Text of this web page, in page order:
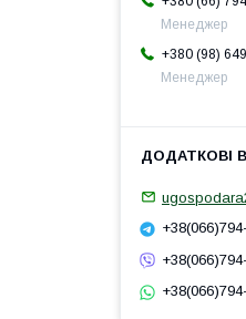
Менеджер
+380 (98)
Менеджер